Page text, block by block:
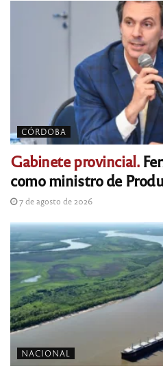
CÓRDOBA
Gabinete provincial.
como ministro de
7 de agosto de 2026
NACIONAL